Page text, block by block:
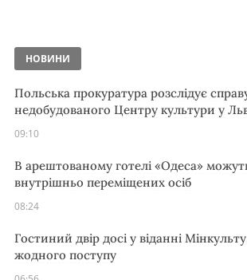
НОВИНИ
Польська прокуратура розслідує
недобудованого Центру культури у
09:10
В арештованому готелі «Одеса»
внутрішньо переміщених осіб
08:24
Гостиний двір досі у віданні
жодного поступу